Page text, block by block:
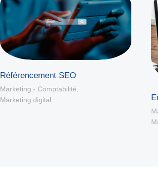
Référencement SEO
Marketing - Comptabilité,
Marketing digital